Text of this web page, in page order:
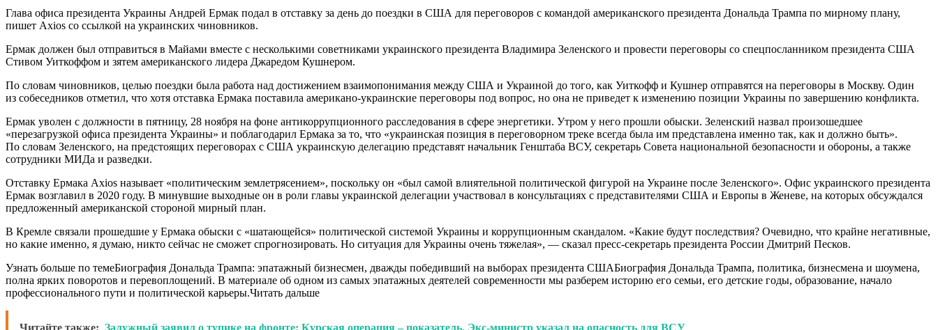
Глава офиса президента Украины Андрей Ермак подал в отставку за день до поездки в США для переговоров с командой американского президента Дональда Трампа по мирному плану,
пишет Axios со ссылкой на украинских чиновников.
Ермак должен был отправиться в Майами вместе с несколькими советниками украинского президента Владимира Зеленского и провести переговоры со спецпосланником президента США
Стивом Уиткоффом и зятем американского лидера Джаредом Кушнером.
По словам чиновников, целью поездки была работа над достижением взаимопонимания между США и Украиной до того, как Уиткофф и Кушнер отправятся на переговоры в Москву. Один
из собеседников отметил, что хотя отставка Ермака поставила американо-украинские переговоры под вопрос, но она не приведет к изменению позиции Украины по завершению конфликта.
Ермак уволен с должности в пятницу, 28 ноября на фоне антикоррупционного расследования в сфере энергетики. Утром у него прошли обыски. Зеленский назвал произошедшее
«перезагрузкой офиса президента Украины» и поблагодарил Ермака за то, что «украинская позиция в переговорном треке всегда была им представлена именно так, как и должно быть».
По словам Зеленского, на предстоящих переговорах с США украинскую делегацию представят начальник Генштаба ВСУ, секретарь Совета национальной безопасности и обороны, а также
сотрудники МИДа и разведки.
Отставку Ермака Axios называет «политическим землетрясением», поскольку он «был самой влиятельной политической фигурой на Украине после Зеленского». Офис украинского президента
Ермак возглавил в 2020 году. В минувшие выходные он в роли главы украинской делегации участвовал в консультациях с представителями США и Европы в Женеве, на которых обсуждался
предложенный американской стороной мирный план.
В Кремле связали прошедшие у Ермака обыски с «шатающейся» политической системой Украины и коррупционным скандалом. «Какие будут последствия? Очевидно, что крайне негативные,
но какие именно, я думаю, никто сейчас не сможет спрогнозировать. Но ситуация для Украины очень тяжелая», — сказал пресс-секретарь президента России Дмитрий Песков.
Узнать больше по темеБиография Дональда Трампа: эпатажный бизнесмен, дважды победивший на выборах президента СШАБиография Дональда Трампа, политика, бизнесмена и шоумена,
полна ярких поворотов и перевоплощений. В материале об одном из самых эпатажных деятелей современности мы разберем историю его семьи, его детские годы, образование, начало
профессионального пути и политической карьеры.Читать дальше
Читайте также: Залужный заявил о тупике на фронте: Курская операция – показатель. Экс-министр указал на опасность для ВСУ